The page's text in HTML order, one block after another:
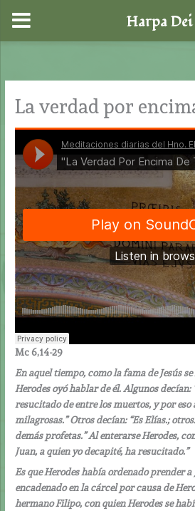
contenido
La verdad por
Mc 6,14-29
En aquel tiempo, como la fama de Jesús
Herodes oyó hablar de él. Algunos decían:
resucitado de entre los muertos, y por eso
milagrosas.” Otros decían: “Es Elías.;
demás profetas.” Al enterarse Herodes,
Juan, a quien yo decapité, ha resucitado.”
Es que Herodes había ordenado prender a
encadenado en la cárcel por causa de
hermano Filipo, con quien Herodes se
Harpa Dei